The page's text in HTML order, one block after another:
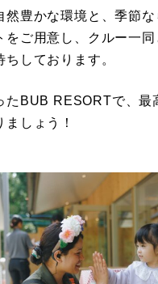
然豊かな環境と、季節
をご用意し、クルー一
ちしております。
たBUB RESORTで、最
しょう！